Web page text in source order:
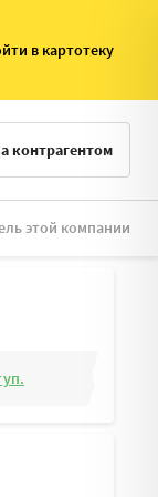
в картотеку
контрагентом
этой компании